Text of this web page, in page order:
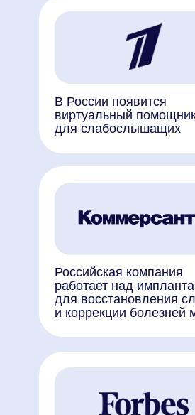
В России появится
виртуальный помощник
для слабослышащих
работает над имплантами
для восстановления слуха
и коррекции болезней мозга
Приложение для инклюзии
и пункты обогрева
для бездомных: хорошие
новости недели